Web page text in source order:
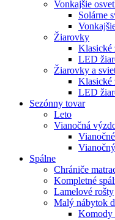
Vonkajšie
Solárne
Žiarovky
Klasické
LED
Žiarovky a
Klasické
LED
Sezónny tovar
Leto
Vianočná
Spálne
Chrániče
Kompletné
Lamelové rošty
Malý nábytok
Komody